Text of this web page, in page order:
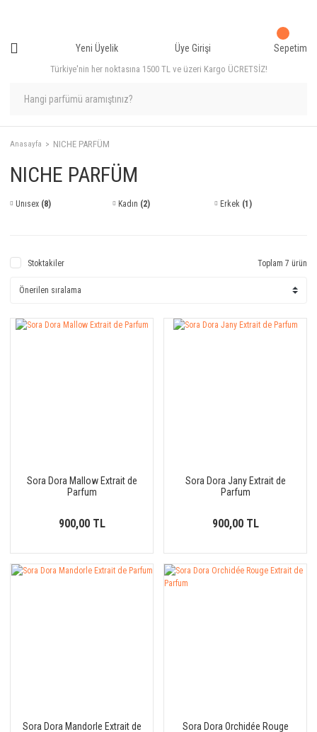
Türkiye'nin her noktasına 1500 TL ve üzeri Kargo ÜCRETSİZ!
Yeni Üyelik Üye Girişi Sepetim
Anasayfa NICHE PARFÜM
NICHE PARFÜM
Unısex (8) Kadın (2) Erkek (1)
Stoktakiler Toplam 7 ürün
Sora Dora Mallow Extrait de
Parfum
900,00 TL
Sora Dora Jany Extrait de
Parfum
900,00 TL
Sora Dora Mandorle Extrait de
Sora Dora Orchidée Rouge